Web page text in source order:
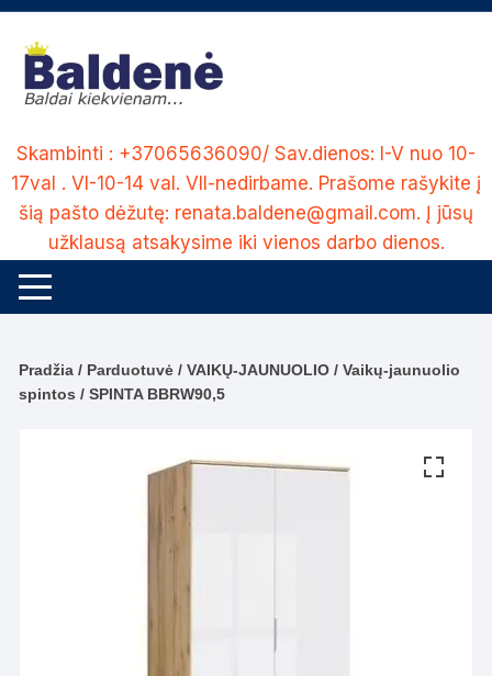
Skip
content
Skambinti : +37065636090/ Sav.dienos: I-V nuo 10-
17val . VI-10-14 val. VII-nedirbame. Prašome rašykite į
šią pašto dėžutę: renata.baldene@gmail.com. Į jūsų
užklausą atsakysime iki vienos darbo dienos.
Pradžia / Parduotuvė /VAIKŲ-JAUNUOLIO /Vaikų-jaunuolio
spintos / SPINTA BBRW90,5